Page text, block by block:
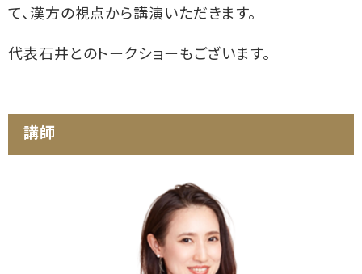
て、漢方の視点から講演いただきます。
代表石井とのトークショーもございます。
講師